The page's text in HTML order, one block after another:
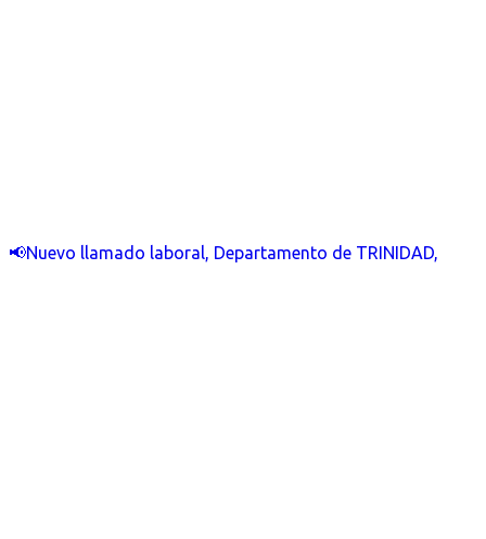
📢Nuevo llamado laboral, Departamento de TRINIDAD,